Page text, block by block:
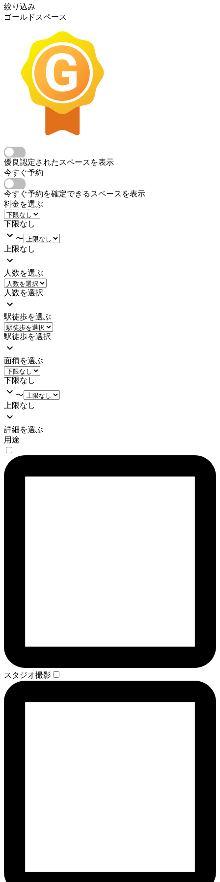
絞り込み
ゴールドスペース
優良認定されたスペースを表示
今すぐ予約
今すぐ予約を確定できるスペースを表示
料金を選ぶ
下限なし
〜
上限なし
人数を選ぶ
人数を選択
駅徒歩を選ぶ
駅徒歩を選択
面積を選ぶ
下限なし
〜
上限なし
詳細を選ぶ
用途
スタジオ撮影